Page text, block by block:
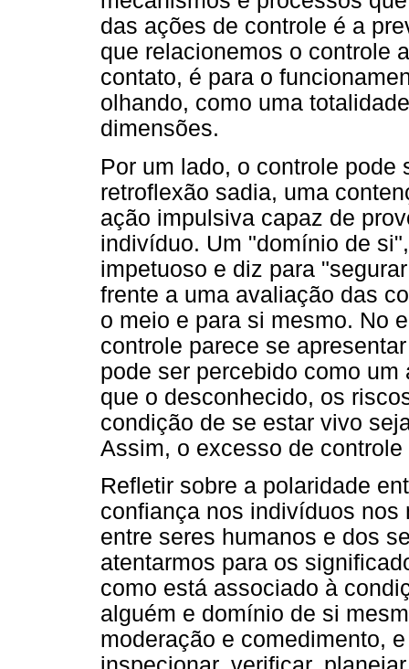
das ações de controle é a
que relacionemos o controle
contato, é para o
olhando, como uma
dimensões.
Por um lado, o controle pode
retroflexão sadia, uma
ação impulsiva capaz de
indivíduo. Um "domínio de
impetuoso e diz para
frente a uma avaliação das
o meio e para si mesmo. No
controle parece se
pode ser percebido como
que o desconhecido, os
condição de se estar vivo
Assim, o excesso de
Refletir sobre a polaridade
confiança nos indivíduos
entre seres humanos e dos
atentarmos para os
como está associado à
alguém e domínio de si
moderação e comedimento,